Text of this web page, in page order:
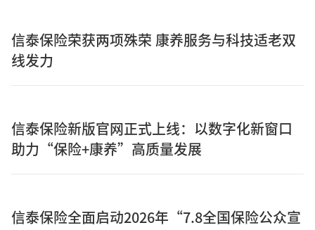
信泰保险荣获两项殊荣 康养服务与科技适老双
线发力
信泰保险新版官网正式上线：以数字化新窗口
助力“保险+康养”高质量发展
信泰保险全面启动2026年“7.8全国保险公众宣